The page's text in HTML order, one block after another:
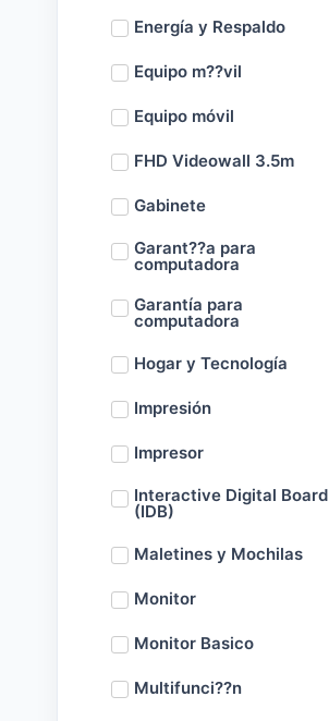
Energía y Respaldo
Equipo m??vil
Equipo móvil
FHD Videowall 3.5m
Gabinete
Garant??a para
computadora
Garantía para
computadora
Hogar y Tecnología
Impresión
Impresor
Interactive Digital Board
(IDB)
Maletines y Mochilas
Monitor
Monitor Basico
Multifunci??n